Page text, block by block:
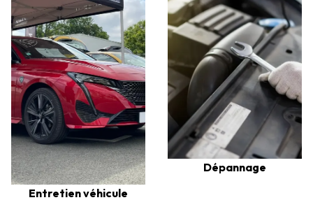
Entretien véhicule
Dépannage